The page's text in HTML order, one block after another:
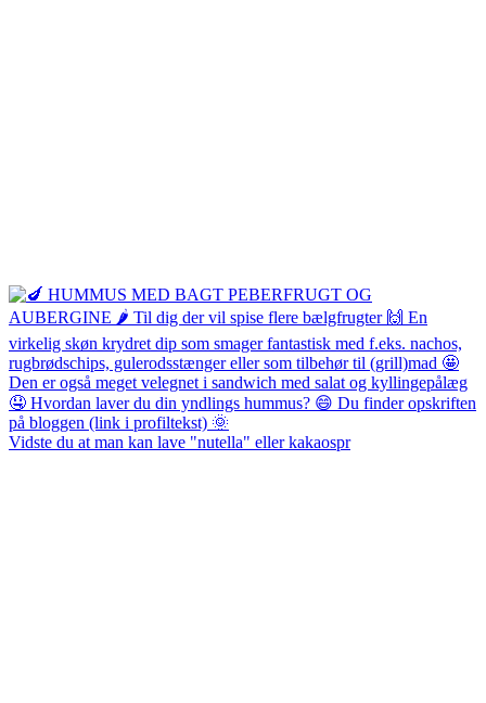
Vidste du at man kan lave "nutella" eller kakaospr